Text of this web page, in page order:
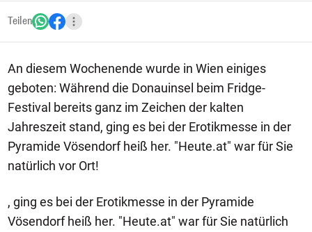
Teilen
An diesem Wochenende wurde in Wien einiges
geboten: Während die Donauinsel beim Fridge-
Festival bereits ganz im Zeichen der kalten
Jahreszeit stand, ging es bei der Erotikmesse in der
Pyramide Vösendorf heiß her. "Heute.at" war für Sie
natürlich vor Ort!
, ging es bei der Erotikmesse in der Pyramide
Vösendorf heiß her. "Heute.at" war für Sie natürlich